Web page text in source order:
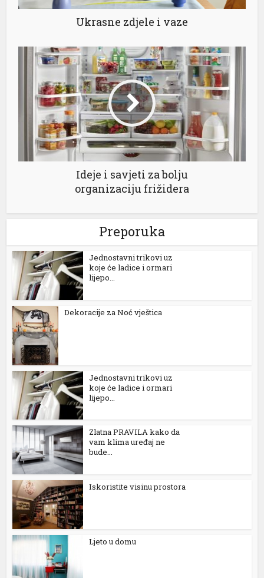
Ukrasne zdjele i vaze
Ideje i savjeti za bolju
organizaciju frižidera
Preporuka
Jednostavni trikovi uz
koje će ladice i ormari
lijepo...
Dekoracije za Noć vještica
Jednostavni trikovi uz
koje će ladice i ormari
lijepo...
Zlatna PRAVILA kako da
vam klima uređaj ne
bude...
Iskoristite visinu prostora
Ljeto u domu